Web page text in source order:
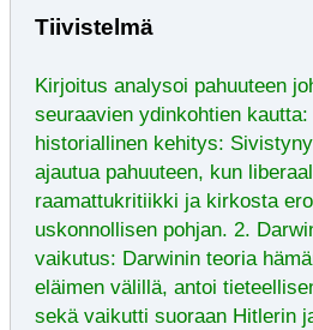
Tiivistelmä
Kirjoitus analysoi pahuuteen
seuraavien ydinkohtien
historiallinen kehitys:
ajautua pahuuteen, kun
raamattukritiikki ja kirkosta
uskonnollisen pohjan. 2.
vaikutus: Darwinin teoria
eläimen välillä, antoi
sekä vaikutti suoraan Hitlerin